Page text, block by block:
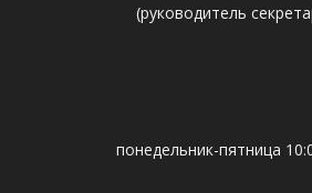
(руководитель
понедельник-пятница